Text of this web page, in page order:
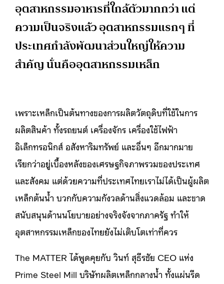
อุตสาหกรรมอาหารที่ใกล้ตัวมากกว่า แต่
ความเป็นจริงแล้ว อุตสาหกรรมแรกๆ ที่
ประเทศกำลังพัฒนาส่วนใหญ่ให้ความ
สำคัญ นั่นคืออุตสาหกรรมเหล็ก
เพราะเหล็กเป็นต้นทางของการผลิตวัตถุดิบที่ใช้ในการ
ผลิตสินค้า ทั้งรถยนต์ เครื่องจักร เครื่องใช้ไฟฟ้า
อิเล็กทรอนิกส์ อสังหาริมทรัพย์ และอื่นๆ อีกมากมาย
เรียกว่าอยู่เบื้องหลังของเศรษฐกิจภาพรวมของประเทศ
และสังคม แต่ด้วยความที่ประเทศไทยเราไม่ได้เป็นผู้ผลิต
เหล็กต้นน้ำ บวกกับความกังวลด้านสิ่งแวดล้อม และขาด
สนับสนุนด้านนโยบายอย่างจริงจังจากภาครัฐ ทำให้
อุตสาหกรรมเหล็กของไทยยังไม่เติบโตเท่าที่ควร
The MATTER ได้พูดคุยกับ วินท์ สุธีรชัย CEO แห่ง
Prime Steel Mill บริษัทผลิตเหล็กกลางน้ำ ทั้งแผ่นรีด